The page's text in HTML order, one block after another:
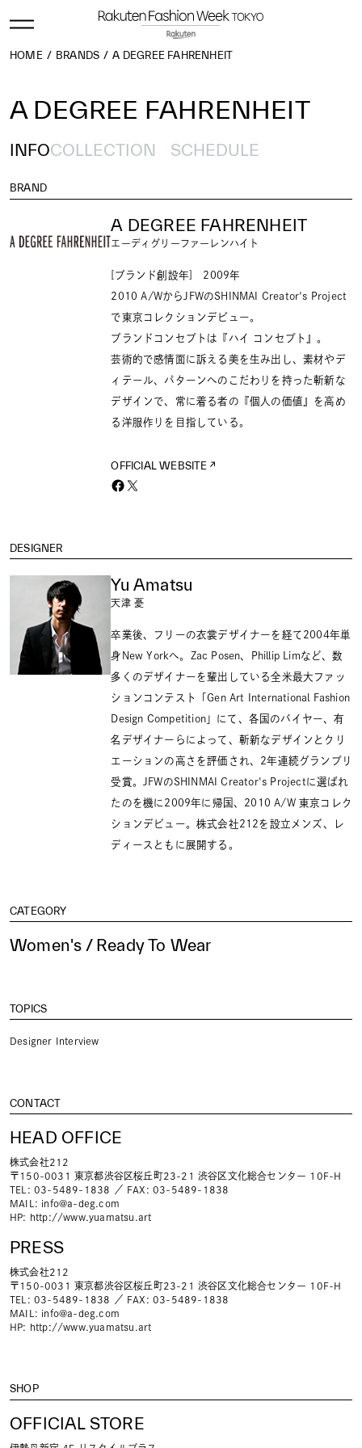
HOME BRANDS A DEGREE FAHRENHEIT
A DEGREE FAHRENHEIT
INFOCOLLECTION SCHEDULE
BRAND
A DEGREE FAHRENHEIT
エーディグリーファーレンハイト
[ブランド創設年] 2009年
2010 A/WからJFWのSHINMAI Creator's Project
で東京コレクションデビュー。
ブランドコンセプトは『ハイ コンセプト』。
芸術的で感情面に訴える美を生み出し、素材やデ
ィテール、パターンへのこだわりを持った斬新な
デザインで、常に着る者の『個人の価値』を高め
る洋服作りを目指している。
OFFICIAL WEBSITE
DESIGNER
Yu Amatsu
天津 憂
卒業後、フリーの衣裳デザイナーを経て2004年単
身New Yorkへ。Zac Posen、Phillip Limなど、数
多くのデザイナーを輩出している全米最大ファッ
ションコンテスト「Gen Art International Fashion
Design Competition」にて、各国のバイヤー、有
名デザイナーらによって、斬新なデザインとクリ
エーションの高さを評価され、2年連続グランプリ
受賞。JFWのSHINMAI Creator's Projectに選ばれ
たのを機に2009年に帰国、2010 A/W 東京コレク
ションデビュー。株式会社212を設立メンズ、レ
ディースともに展開する。
CATEGORY
Women's / Ready To Wear
TOPICS
Designer Interview
CONTACT
HEAD OFFICE
株式会社212
〒150-0031 東京都渋谷区桜丘町23-21 渋谷区文化総合センター 10F-H
TEL: 03-5489-1838 ／ FAX: 03-5489-1838
MAIL: info@a-deg.com
HP: http://www.yuamatsu.art
PRESS
株式会社212
〒150-0031 東京都渋谷区桜丘町23-21 渋谷区文化総合センター 10F-H
TEL: 03-5489-1838 ／ FAX: 03-5489-1838
MAIL: info@a-deg.com
HP: http://www.yuamatsu.art
SHOP
OFFICIAL STORE